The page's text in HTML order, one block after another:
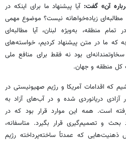
آن» گفت: آیا پیشنهاد ما برای اینکه در
زیاده‌خواهانه نیست؟ موضوع مهمی
منطقه، به‌ویژه لبنان، آیا مطالبه‌ای
که ما در متن پیشنهاد کردیم، خواسته‌های
بود نه فقط برای منافع ملی
کل منطقه و جهان.
که اقدامات آمریکا و رژیم صهیونیستی در
در آزادی دریانوردی شده و در آب‌های آزاد به
است. همه این موارد قرار بود که در
و تصمیم‌گیری قرار بگیرد. متاسفانه،
ذهنیت‌هایی که عمدتاً ساخته‌پرداخته رژیم